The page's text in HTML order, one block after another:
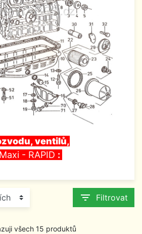
ventilů,
- RAPID :
filter_list Filtrovat
všech 15 produktů